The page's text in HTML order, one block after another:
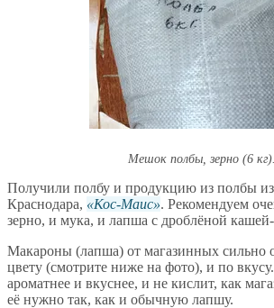
Мешок полбы, зерно (6 кг).
Получили полбу и продукцию из полбы из
Краснодара,
Кос-Маис . Рекомендуем
зерно, и мука, и лапша с дроблёной
Макароны (лапша) от магазинных сильно
цвету (смотрите ниже на фото), и по
ароматнее и вкуснее, и не кислит, как
её нужно так, как и обычную лапшу.